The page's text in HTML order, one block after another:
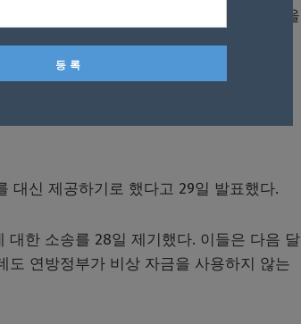
급식을 마련해 주기 위해서 갖가지 노력을
의 급식비를 위해서 비상 사태를 선언해
연방정부 대신 빈곤층 주민들의 푸드 스
대신 제공하기로 했다고 29일 발표했다.
대한 소송를 28일 제기했다. 이들은 다음 달
연방정부가 비상 자금을 사용하지 않는